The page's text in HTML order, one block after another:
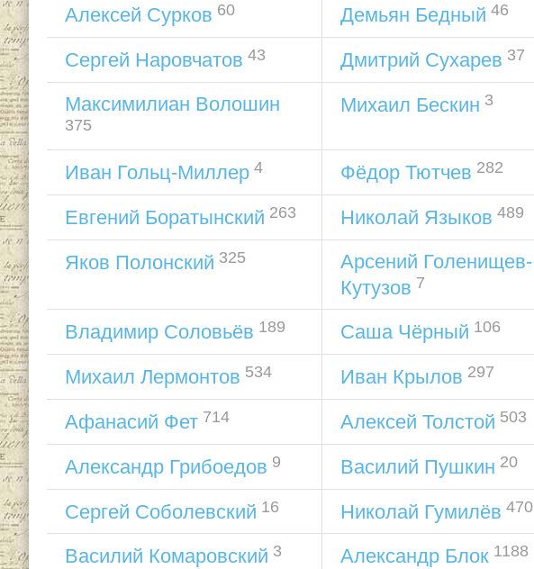
Алексей Сурков 60 Демьян Бедный 46
Сергей Наровчатов 43 Дмитрий Сухарев 37
Максимилиан Волошин
375
Михаил Бескин 3
Иван Гольц-Миллер 4 Фёдор Тютчев 282
Евгений Боратынский 263 Николай Языков 489
Яков Полонский 325
Арсений Голенищев-
Кутузов 7
Владимир Соловьёв 189 Саша Чёрный 106
Михаил Лермонтов 534 Иван Крылов 297
Афанасий Фет 714 Алексей Толстой 503
Александр Грибоедов 9 Василий Пушкин 20
Сергей Соболевский 16 Николай Гумилёв 470
Василий Комаровский 3 Александр Блок 1188